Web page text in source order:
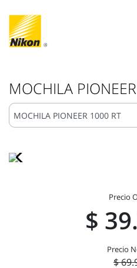
MOCHILA
Precio
$
Precio
$